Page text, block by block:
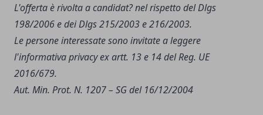
L'offerta è rivolta a candidat? nel rispetto del Dlgs
198/2006 e dei Dlgs 215/2003 e 216/2003.
Le persone interessate sono invitate a leggere
l'informativa privacyex artt. 13 e 14 del Reg. UE
2016/679.
Aut. Min. Prot. N. 1207 – SG del 16/12/2004